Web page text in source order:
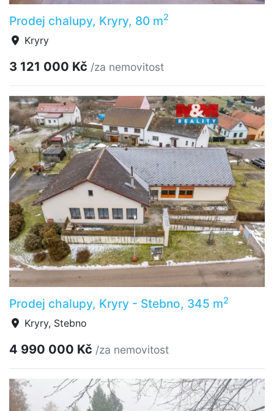
Prodej chalupy, Kryry, 80 m2
Kryry
3 121 000 Kč /za nemovitost
Prodej chalupy, Kryry - Stebno, 345 m2
Kryry, Stebno
4 990 000 Kč /za nemovitost